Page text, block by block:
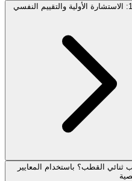
ثنائي القطب؟ باستخدام المعايير